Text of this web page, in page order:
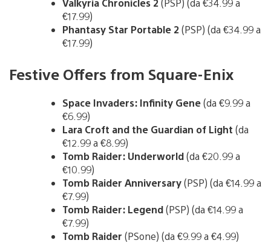
Valkyria Chronicles 2(PSP) (da €34.99 a
€17.99)
Phantasy Star Portable 2(PSP) (da €34.99 a
€17.99)
Festive Offers from Square-Enix
Space Invaders: Infinity Gene(da €9.99 a
€6.99)
Lara Croft and the Guardian of Light (da
€12.99 a €8.99)
Tomb Raider: Underworld(da €20.99 a
€10.99)
Tomb Raider Anniversary(PSP) (da €14.99 a
€7.99)
Tomb Raider: Legend(PSP) (da €14.99 a
€7.99)
Tomb Raider (PSone) (da €9.99 a €4.99)